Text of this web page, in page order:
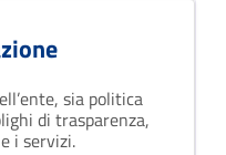
sia politica
di trasparenza,
i servizi.